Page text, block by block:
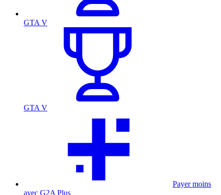
GTA V
GTA V
Payer moins
avec G2A Plus